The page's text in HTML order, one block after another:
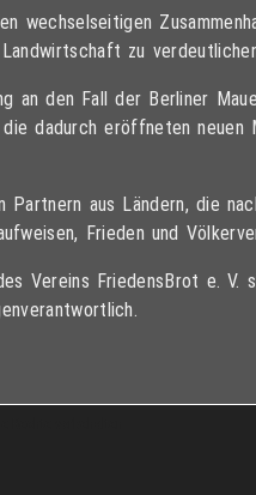
wechselseitigen
zu
an den Fall der Berliner
dadurch eröffneten neuen
Partnern aus Ländern, die
Frieden und
Vereins FriedensBrot e. V.